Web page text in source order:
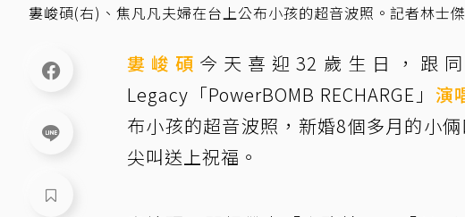
婁峻碩(右)、焦凡凡夫婦在台上公布小孩的超音波照。記者林士
婁峻碩 今天喜迎32歲生日，跟
Legacy「PowerBOMB RECHARGE」 演
布小孩的超音波照，新婚8個多月的小
尖叫送上祝福。